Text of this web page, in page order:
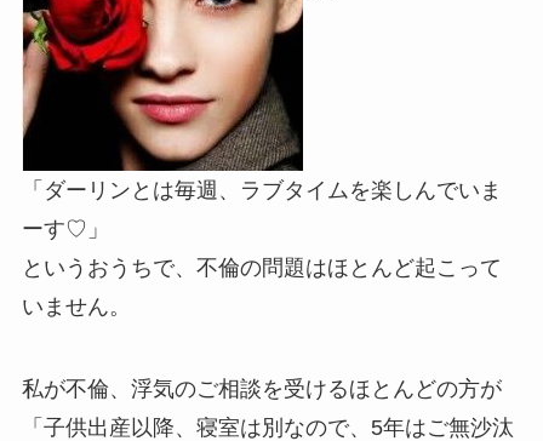
「ダーリンとは毎週、ラブタイムを楽しんでいま
ーす♡」
というおうちで、不倫の問題はほとんど起こって
いません。
私が不倫、浮気のご相談を受けるほとんどの方が
「子供出産以降、寝室は別なので、5年はご無沙汰